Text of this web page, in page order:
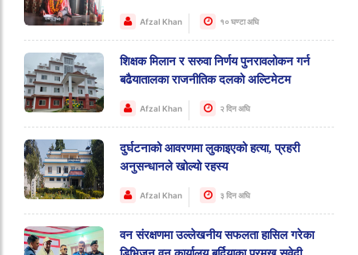
Afzal Khan १० घण्टा अघि
शिक्षक मिलान र सरुवा निर्णय पुनरावलोकन गर्न
बढैयातालका राजनीतिक दलको अल्टिमेटम
Afzal Khan २ दिन अघि
दुर्घटनाको आवरणमा लुकाइएको हत्या, प्रहरी
अनुसन्धानले खोल्यो रहस्य
Afzal Khan ३ दिन अघि
वन संरक्षणमा उल्लेखनीय सफलता हासिल गरेका